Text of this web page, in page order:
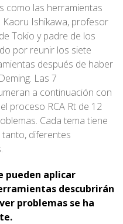
como las herramientas
Kaoru Ishikawa, profesor
Tokio y padre de los
por reunir los siete
después de haber
Las 7
a continuación con
proceso RCA Rt de 12
Cada tema tiene
diferentes
pueden aplicar
descubrirán
problemas se ha